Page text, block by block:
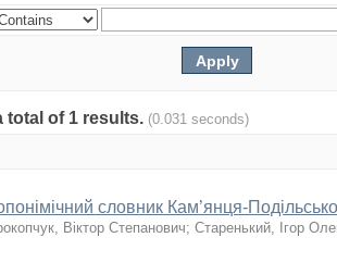
total of 1 results. (0.031 seconds)
словник Кам’янця-
Віктор Степанович; Старенький, Ігор